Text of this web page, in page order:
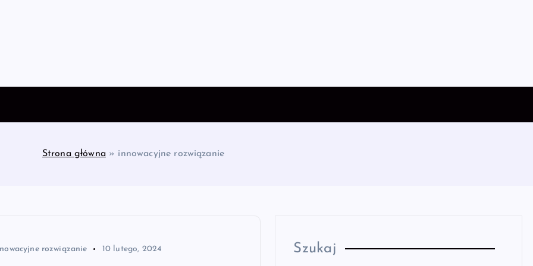
Strona główna» innowacyjne rozwiązanie
rozwiązanie 10 lutego, 2024 Szukaj